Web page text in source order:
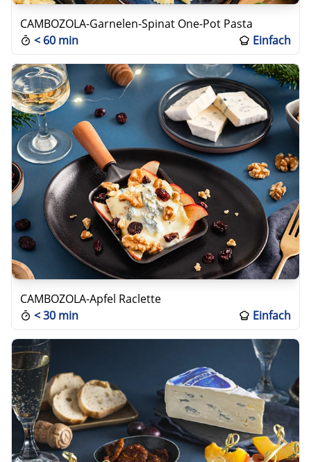
CAMBOZOLA-Garnelen-Spinat One-Pot Pasta
< 60 min Einfach
CAMBOZOLA-Apfel Raclette
<30 min Einfach